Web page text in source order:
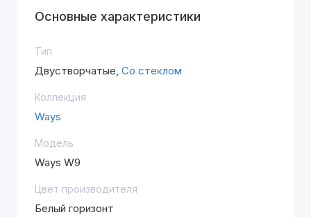
Основные характеристики
Тип
Двустворчатые, Со стеклом
Коллекция
Ways
Модель
Ways W9
Цвет производителя
Белый горизонт